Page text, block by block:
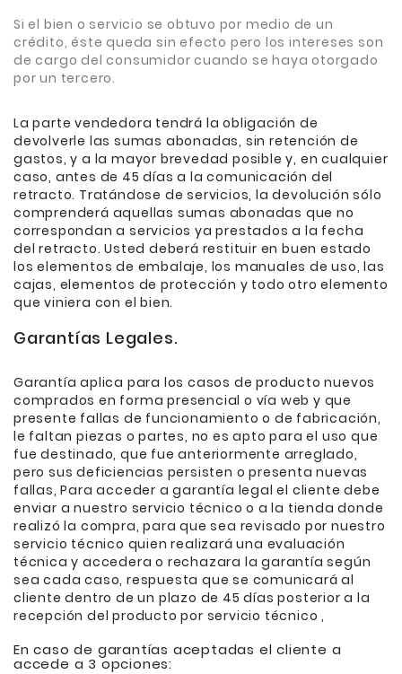
Si el bien o servicio se obtuvo por medio de un
crédito, éste queda sin efecto pero los intereses son
de cargo del consumidor cuando se haya otorgado
por un tercero.
La parte vendedora tendrá la obligación de
devolverle las sumas abonadas, sin retención de
gastos, y a la mayor brevedad posible y, en cualquier
caso, antes de 45 días a la comunicación del
retracto. Tratándose de servicios, la devolución sólo
comprenderá aquellas sumas abonadas que no
correspondan a servicios ya prestados a la fecha
del retracto. Usted deberá restituir en buen estado
los elementos de embalaje, los manuales de uso, las
cajas, elementos de protección y todo otro elemento
que viniera con el bien.
Garantías Legales.
Garantía aplica para los casos de producto nuevos
comprados en forma presencial o vía web y que
presente fallas de funcionamiento o de fabricación,
le faltan piezas o partes, no es apto para el uso que
fue destinado, que fue anteriormente arreglado,
pero sus deficiencias persisten o presenta nuevas
fallas, Para acceder a garantía legal el cliente debe
enviar a nuestro servicio técnico o a la tienda donde
realizó la compra, para que sea revisado por nuestro
servicio técnico quien realizará una evaluación
técnica y accedera o rechazara la garantía según
sea cada caso, respuesta que se comunicará al
cliente dentro de un plazo de 45 días posterior a la
recepción del producto por servicio técnico ,
En caso de garantías aceptadas el cliente a
accede a 3 opciones: